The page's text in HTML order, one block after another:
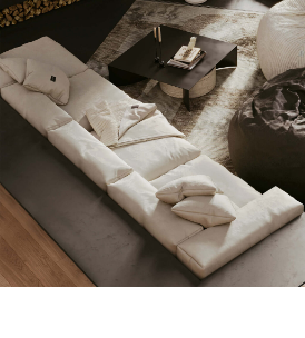
ОСТАЛИСЬ ВОПРОСЫ?
Оставьте заявку и мы свяжемся с вами
в ближайшее время